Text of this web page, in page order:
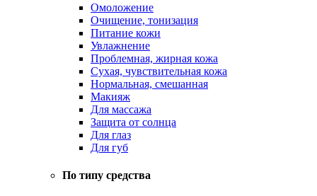
Омоложение
Очищение, тонизация
Питание кожи
Увлажнение
Проблемная, жирная кожа
Сухая, чувствительная кожа
Нормальная, смешанная
Макияж
Для массажа
Защита от солнца
Для глаз
Для губ
По типу средства